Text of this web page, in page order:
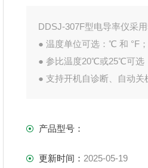
DDSJ-307F型电导率仪采
● 温度单位可选：℃ 和 °F；
● 参比温度20℃或25℃可选
● 支持开机自诊断、自动
● 标配复合电导电极、电
产品型号：
更新时间： 2025-05-19